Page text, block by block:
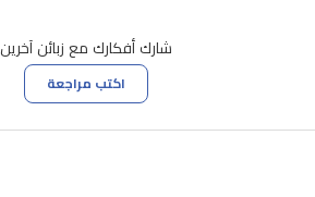
شارك أفكارك مع زبائن آخرين
اكتب مراجعة